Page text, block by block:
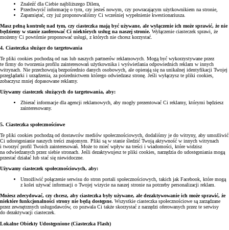
Znaleźć dla Ciebie najbliższego Dilera,
Przechwycić informację o tym, czy jesteś nowym, czy powracającym użytkownikiem na stronie,
Zapamiętać, czy już proponowaliśmy Ci wcześniej wypełnienie kwestionariusza.
Masz pełną kontrolę nad tym, czy ciasteczka mają być używane, ale wyłączenie ich może sprawić, że nie
będziemy w stanie zaoferować Ci niektórych usług na naszej stronie. Wyłączenie ciasteczek sprawi, że
możemy Ci powtórnie proponować usługi, z których nie chcesz korzystać.
4. Ciasteczka służące do targetowania
Te pliki cookies pochodzą od nas lub naszych partnerów reklamowych. Mogą być wykorzystywane przez
te firmy do tworzenia profilu zainteresowań użytkownika i wyświetlania odpowiednich reklam w innych
witrynach. Nie przechowują bezpośrednio danych osobowych, ale opierają się na unikalnej identyfikacji Twojej
przeglądarki i urządzenia, za pośrednictwem którego odwiedzasz stronę. Jeśli wyłączysz te pliki cookies,
zobaczysz mniej dopasowane reklamy.
Używamy ciasteczek służących do targetowania, aby:
Zbierać informacje dla agencji reklamowych, aby mogły prezentować Ci reklamy, którymi będziesz
zainteresowany.
5. Ciasteczka społecznościowe
Te pliki cookies pochodzą od dostawców mediów społecznościowych, dodaliśmy je do witryny, aby umożliwić
Ci udostępnianie naszych treści znajomym. Pliki są w stanie śledzić Twoją aktywność w innych witrynach
i tworzyć profil Twoich zainteresowań. Może to mieć wpływ na treści i wiadomości, które widzisz
na odwiedzanych przez siebie stronach. Jeśli dezaktywujesz te pliki cookies, narzędzia do udostępniania mogą
przestać działać lub stać się niewidoczne.
Używamy ciasteczek społecznościowych, aby:
Umożliwić połączenie serwisu do stron portali społecznościowych, takich jak Facebook, które mogą
z kolei używać informacji o Twojej wizycie na naszej stronie na potrzeby personalizacji reklam.
Możesz zdecydować, czy chcesz, aby ciasteczka były używane, ale dezaktywowanie ich może sprawić, że
niektóre funkcjonalności strony nie będą dostępne. Wszystkie ciasteczka społecznościowe są zarządzane
przez zewnętrznych usługodawców, co pozwala Ci także skorzystać z narzędzi oferowanych przez te serwisy
do dezaktywacji ciasteczek.
Lokalne Obiekty Udostępnione (Ciasteczka Flash)